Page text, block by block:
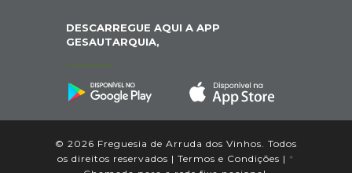
DESCARREGUE AQUI A APP
GESAUTARQUIA,
© 2026 Freguesia de Arruda dos Vinhos. Todos
os direitos reservados | Termos e Condições | *